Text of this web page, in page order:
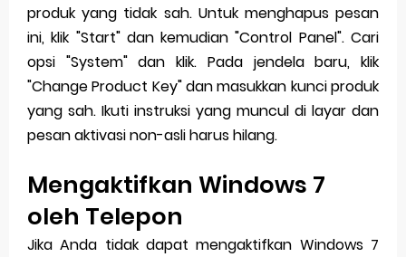
produk yang tidak sah. Untuk menghapus pesan
ini, klik "Start" dan kemudian "Control Panel". Cari
opsi "System" dan klik. Pada jendela baru, klik
"Change Product Key" dan masukkan kunci produk
yang sah. Ikuti instruksi yang muncul di layar dan
pesan aktivasi non-asli harus hilang.
Mengaktifkan Windows 7
oleh Telepon
Jika Anda tidak dapat mengaktifkan Windows 7